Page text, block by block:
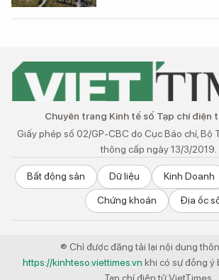
Chuyên trang Kinh tế số Tạp chí điện
Giấy phép số 02/GP-CBC do Cục Báo chí, Bộ
thông cấp ngày 13/3/2019.
Bất động sản Dữ liệu Kinh Doanh
Chứng khoán Địa ốc
® Chỉ được đăng tải lại nội dung
https://kinhteso.viettimes.vn khi có sự đồng ý